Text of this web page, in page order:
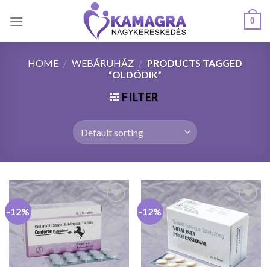
0
HOME / WEBÁRUHÁZ / PRODUCTS TAGGED
“OLDÓDIK”
FILTER
-12% Kedvencekhez -12% Kedvencekhez